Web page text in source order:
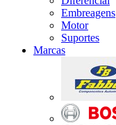
Embreagens
Motor
Suportes
Marcas